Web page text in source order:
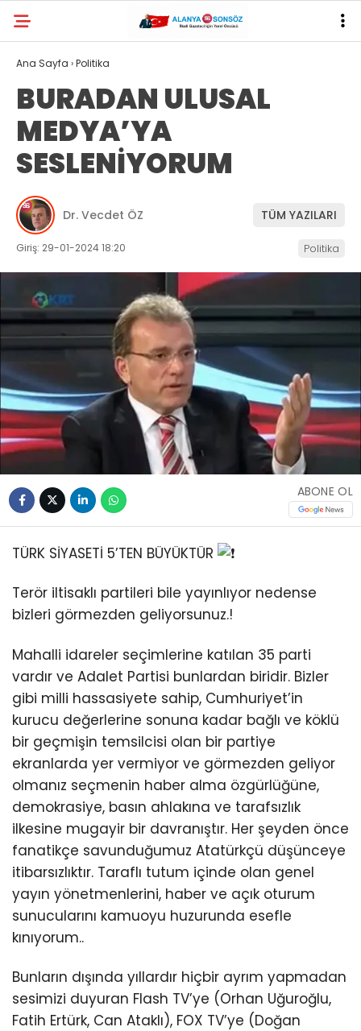
Ana Sayfa ›Politika
BURADAN ULUSAL
MEDYA’YA
SESLENİYORUM
Dr. Vecdet ÖZ TÜM YAZILARI
Giriş: 29-01-2024 18:20 Politika
ABONE OL
TÜRK SİYASETİ 5’TEN BÜYÜKTÜR
Terör iltisaklı partileri bile yayınlıyor nedense
bizleri görmezden geliyorsunuz.!
Mahalli idareler seçimlerine katılan 35 parti
vardır ve Adalet Partisi bunlardan biridir. Bizler
gibi milli hassasiyete sahip, Cumhuriyet’in
kurucu değerlerine sonuna kadar bağlı ve köklü
bir geçmişin temsilcisi olan bir partiye
ekranlarda yer vermiyor ve görmezden geliyor
olmanız seçmenin haber alma özgürlüğüne,
demokrasiye, basın ahlakına ve tarafsızlık
ilkesine mugayir bir davranıştır. Her şeyden önce
fanatikçe savunduğumuz Atatürkçü düşünceye
itibarsızlıktır. Taraflı tutum içinde olan genel
yayın yönetmenlerini, haber ve açık oturum
sunucularını kamuoyu huzurunda esefle
kınıyorum..
Bunların dışında yıllardır hiçbir ayrım yapmadan
sesimizi duyuran Flash TV’ye (Orhan Uğuroğlu,
Fatih Ertürk, Can Ataklı), FOX TV’ye (Doğan